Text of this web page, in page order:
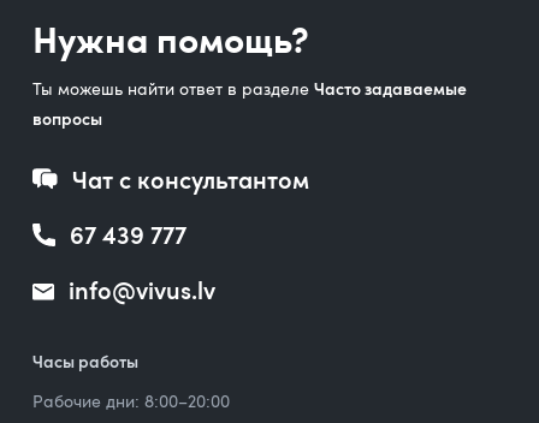
Нужна помощь?
Ты можешь найти ответ в разделе Часто задаваемые
вопросы
Чат с консультантом
67 439 777
info@vivus.lv
Часы работы
Рабочие дни: 8:00–20:00